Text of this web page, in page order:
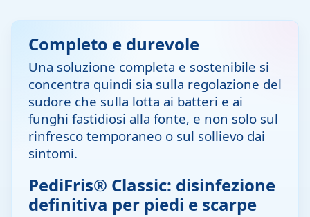
Completo e durevole
Una soluzione completa e sostenibile si
concentra quindi sia sulla regolazione del
sudore che sulla lotta ai batteri e ai
funghi fastidiosi alla fonte, e non solo sul
rinfresco temporaneo o sul sollievo dai
sintomi.
PediFris® Classic: disinfezione
definitiva per piedi e scarpe